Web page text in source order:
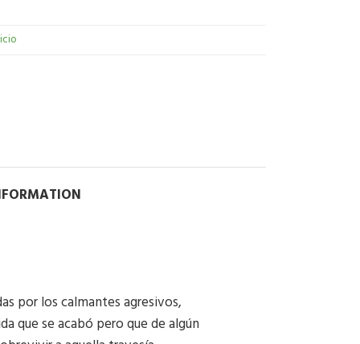
por los calmantes agresivos,
que se acabó pero que de algún